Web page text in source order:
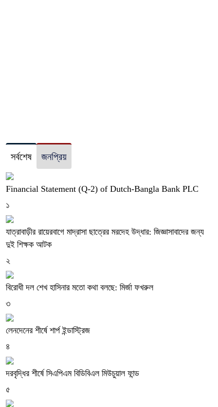
সর্বশেষ জনপ্রিয়
Financial Statement (Q-2) of Dutch-Bangla Bank PLC
১
যাত্রাবাড়ীর রায়েরবাগে মাদ্রাসা ছাত্রের মরদেহ উদ্ধার: জিজ্ঞাসাবাদের জন্য
দুই শিক্ষক আটক
২
বিরোধী দল শেখ হাসিনার মতো কথা বলছে: মির্জা ফখরুল
৩
লেনদেনের শীর্ষে শার্প ইন্ডাস্ট্রিজ
৪
দরবৃদ্ধির শীর্ষে সিএপিএম বিডিবিএল মিউচুয়াল ফান্ড
৫